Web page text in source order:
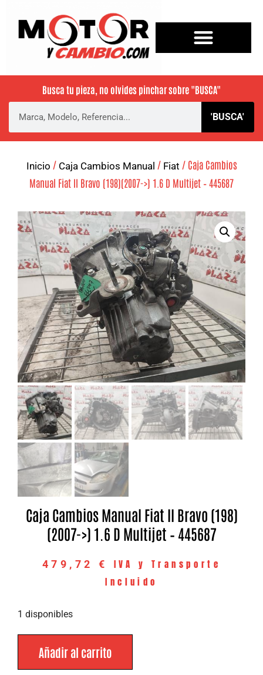
Busca tu pieza, no olvides pinchar sobre "BUSCA"
'BUSCA'
Inicio / Caja Cambios Manual / Fiat / Caja Cambios
Manual Fiat II Bravo (198)(2007->) 1.6 D Multijet – 445687
Caja Cambios Manual Fiat II Bravo (198)
(2007->) 1.6 D Multijet – 445687
479,72 €
IVA y Transporte
Incluido
1 disponibles
Añadir al carrito